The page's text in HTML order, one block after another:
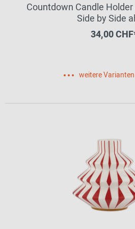
Countdown Candle
Side by Side
34,00
weitere